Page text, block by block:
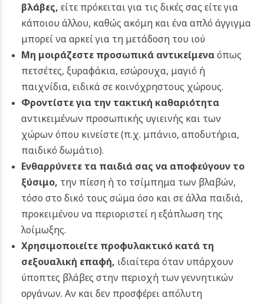
βλάβες, είτε πρόκειται για τις δικές σας είτε για
κάποιου άλλου, καθώς ακόμη και ένα απλό άγγιγμα
μπορεί να αρκεί για τη μετάδοση του ιού
Μη μοιράζεστε προσωπικά αντικείμεναόπως
πετσέτες, ξυραφάκια, εσώρουχα, μαγιό ή
παιχνίδια, ειδικά σε κοινόχρηστους χώρους.
Φροντίστε για την τακτική καθαριότητα
αντικειμένων προσωπικής υγιεινής και των
χώρων όπου κινείστε (π.χ. μπάνιο, αποδυτήρια,
παιδικό δωμάτιο).
Ενθαρρύνετε τα παιδιά σας να αποφεύγουν το
ξύσιμο, την πίεση ή το τσίμπημα των βλαβών,
τόσο στο δικό τους σώμα όσο και σε άλλα παιδιά,
προκειμένου να περιοριστεί η εξάπλωση της
λοίμωξης.
Χρησιμοποιείτε προφυλακτικό κατά τη
σεξουαλική επαφή, ιδιαίτερα όταν υπάρχουν
ύποπτες βλάβες στην περιοχή των γεννητικών
οργάνων. Αν και δεν προσφέρει απόλυτη